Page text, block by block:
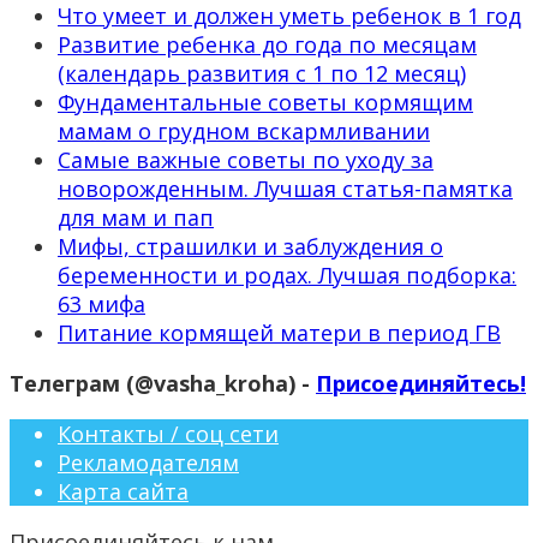
Что умеет и должен уметь ребенок в 1 год
Развитие ребенка до года по месяцам
(календарь развития с 1 по 12 месяц)
Фундаментальные советы кормящим
мамам о грудном вскармливании
Самые важные советы по уходу за
новорожденным. Лучшая статья-памятка
для мам и пап
Мифы, страшилки и заблуждения о
беременности и родах. Лучшая подборка:
63 мифа
Питание кормящей матери в период ГВ
Телеграм (@vasha_kroha) - Присоединяйтесь!
Контакты / соц сети
Рекламодателям
Карта сайта